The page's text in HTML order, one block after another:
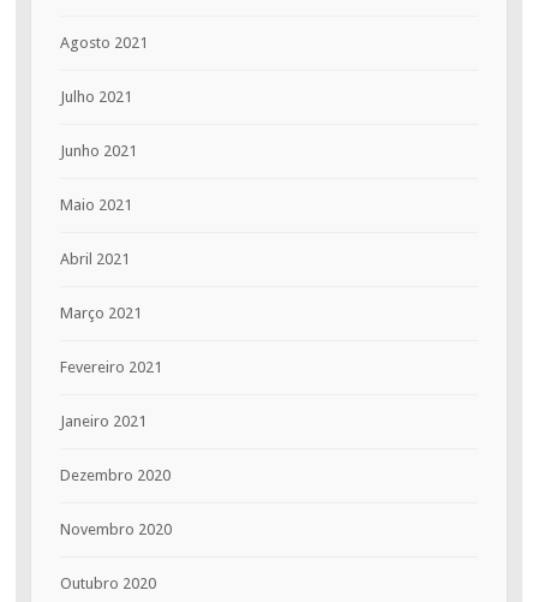
Agosto 2021
Julho 2021
Junho 2021
Maio 2021
Abril 2021
Março 2021
Fevereiro 2021
Janeiro 2021
Dezembro 2020
Novembro 2020
Outubro 2020